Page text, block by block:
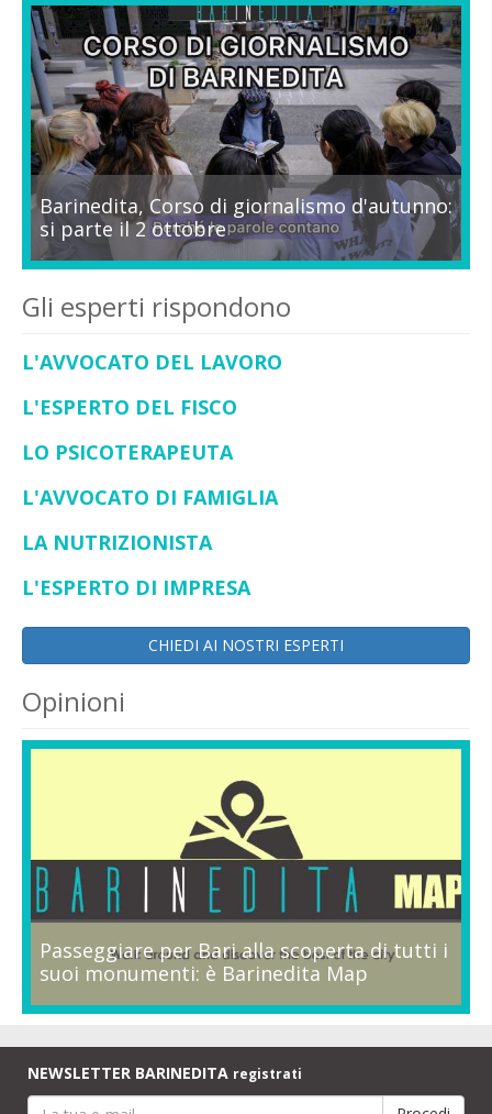
Barinedita, Corso di giornalismo d'autunno:
si parte il 2 ottobre
Gli esperti rispondono
L'AVVOCATO DEL LAVORO
L'ESPERTO DEL FISCO
LO PSICOTERAPEUTA
L'AVVOCATO DI FAMIGLIA
LA NUTRIZIONISTA
L'ESPERTO DI IMPRESA
CHIEDI AI NOSTRI ESPERTI
Opinioni
Passeggiare per Bari alla scoperta di tutti i
suoi monumenti: è Barinedita Map
NEWSLETTER BARINEDITA registrati